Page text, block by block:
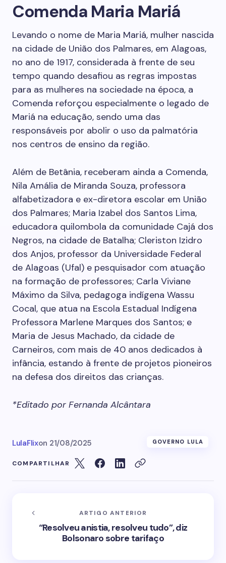
Comenda Maria Mariá
Levando o nome de Maria Mariá, mulher nascida
na cidade de União dos Palmares, em Alagoas,
no ano de 1917, considerada à frente de seu
tempo quando desafiou as regras impostas
para as mulheres na sociedade na época, a
Comenda reforçou especialmente o legado de
Mariá na educação, sendo uma das
responsáveis por abolir o uso da palmatória
nos centros de ensino da região.
Além de Betânia, receberam ainda a Comenda,
Nila Amália de Miranda Souza, professora
alfabetizadora e ex-diretora escolar em União
dos Palmares; Maria Izabel dos Santos Lima,
educadora quilombola da comunidade Cajá dos
Negros, na cidade de Batalha; Cleriston Izidro
dos Anjos, professor da Universidade Federal
de Alagoas (Ufal) e pesquisador com atuação
na formação de professores; Carla Viviane
Máximo da Silva, pedagoga indígena Wassu
Cocal, que atua na Escola Estadual Indígena
Professora Marlene Marques dos Santos; e
Maria de Jesus Machado, da cidade de
Carneiros, com mais de 40 anos dedicados à
infância, estando à frente de projetos pioneiros
na defesa dos direitos das crianças.
*Editado por Fernanda Alcântara
LulaFlixon 21/08/2025 GOVERNO LULA
COMPARTILHAR
ARTIGO ANTERIOR
“Resolveu anistia, resolveu tudo”, diz
Bolsonaro sobre tarifaço